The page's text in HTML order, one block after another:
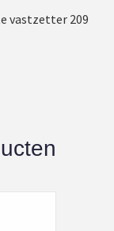
vastzetter 209